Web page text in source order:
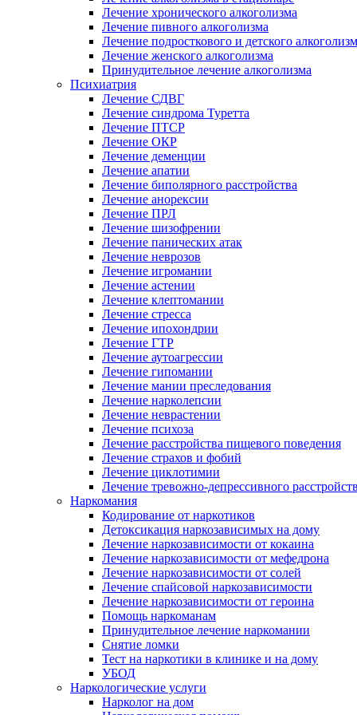
Лечение хронического алкоголизма
Лечение пивного алкоголизма
Лечение подросткового и детского
Лечение женского алкоголизма
Принудительное лечение алкоголизма
Психиатрия
Лечение СДВГ
Лечение синдрома Туретта
Лечение ПТСР
Лечение ОКР
Лечение деменции
Лечение апатии
Лечение биполярного расстройства
Лечение анорексии
Лечение ПРЛ
Лечение шизофрении
Лечение панических атак
Лечение неврозов
Лечение игромании
Лечение астении
Лечение клептомании
Лечение стресса
Лечение ипохондрии
Лечение ГТР
Лечение аутоагрессии
Лечение гипомании
Лечение мании преследования
Лечение нарколепсии
Лечение неврастении
Лечение психоза
Лечение расстройства пищевого поведения
Лечение страхов и фобий
Лечение циклотимии
Лечение тревожно-депрессивного
Наркомания
Кодирование от наркотиков
Детоксикация наркозависимых на дому
Лечение наркозависимости от кокаина
Лечение наркозависимости от мефедрона
Лечение наркозависимости от солей
Лечение спайсовой наркозависимости
Лечение наркозависимости от героина
Помощь наркоманам
Принудительное лечение наркомании
Снятие ломки
Тест на наркотики в клинике и на дому
УБОД
Наркологические услуги
Нарколог на дом